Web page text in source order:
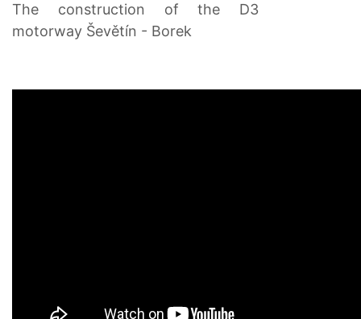
The construction of the D3
motorway Ševětín - Borek